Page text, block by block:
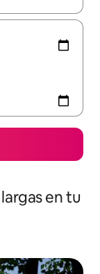
en tu